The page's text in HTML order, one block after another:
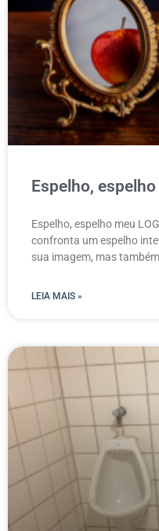
Espelho,
Espelho, espelho meu
confronta um espelho
sua imagem, mas
LEIA MAIS »